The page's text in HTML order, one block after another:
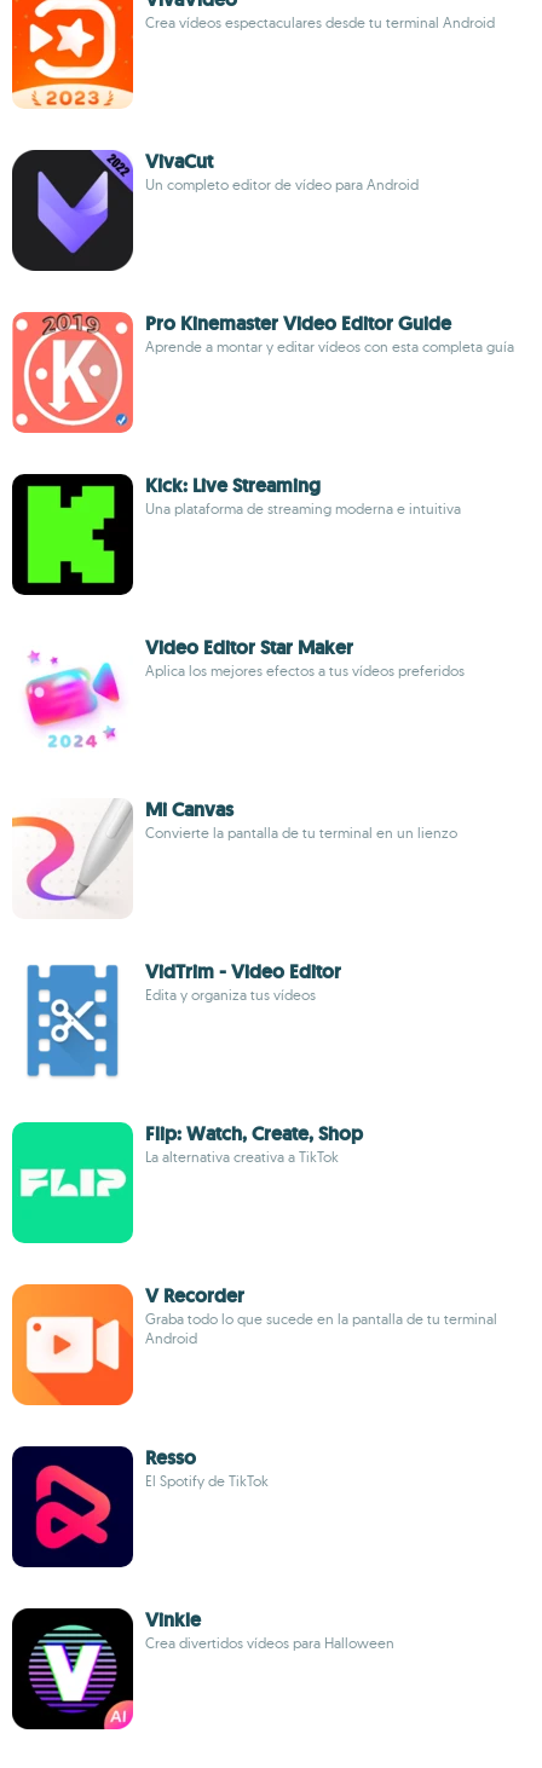
Crea vídeos espectaculares desde tu terminal Android
VivaCut
Un completo editor de vídeo para Android
Pro Kinemaster Video Editor Guide
Aprende a montar y editar vídeos con esta completa guía
Kick: Live Streaming
Una plataforma de streaming moderna e intuitiva
Video Editor Star Maker
Aplica los mejores efectos a tus vídeos preferidos
Mi Canvas
Convierte la pantalla de tu terminal en un lienzo
VidTrim - Video Editor
Edita y organiza tus vídeos
Flip: Watch, Create, Shop
La alternativa creativa a TikTok
V Recorder
Graba todo lo que sucede en la pantalla de tu terminal
Android
Resso
El Spotify de TikTok
Vinkle
Crea divertidos vídeos para Halloween